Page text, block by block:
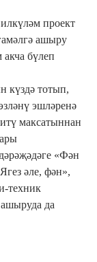
проект
ашыру
бүлеп
күздә тотып,
эшләренә
максатыннан
«Фән
әле, фән»,
техник
да